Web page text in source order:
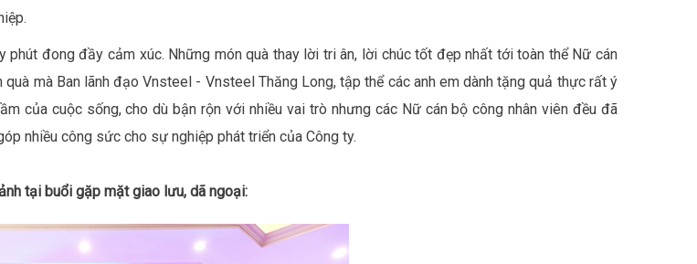
đong đầy cảm xúc. Những món quà thay lời tri ân, lời chúc tốt đẹp nhất tới toàn thể Nữ cán
mà Ban lãnh đạo Vnsteel - Vnsteel Thăng Long, tập thể các anh em dành tặng quả thực rất ý
của cuộc sống, cho dù bận rộn với nhiều vai trò nhưng các Nữ cán bộ công nhân viên đều đã
nhiều công sức cho sự nghiệp phát triển của Công ty.
tại buổi gặp mặt giao lưu, dã ngoại: